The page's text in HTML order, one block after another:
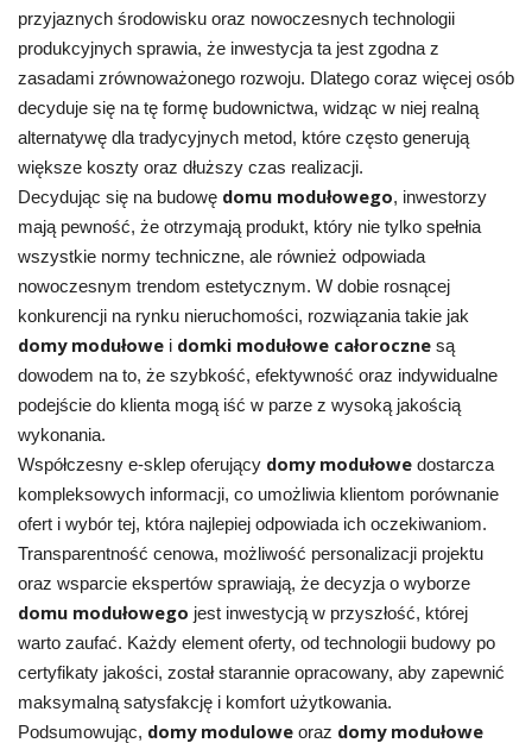
przyjaznych środowisku oraz nowoczesnych technologii
produkcyjnych sprawia, że inwestycja ta jest zgodna z
zasadami zrównoważonego rozwoju. Dlatego coraz więcej osób
decyduje się na tę formę budownictwa, widząc w niej realną
alternatywę dla tradycyjnych metod, które często generują
większe koszty oraz dłuższy czas realizacji.
Decydując się na budowę domu modułowego, inwestorzy
mają pewność, że otrzymają produkt, który nie tylko spełnia
wszystkie normy techniczne, ale również odpowiada
nowoczesnym trendom estetycznym. W dobie rosnącej
konkurencji na rynku nieruchomości, rozwiązania takie jak
domy modułowei domki modułowe całorocznesą
dowodem na to, że szybkość, efektywność oraz indywidualne
podejście do klienta mogą iść w parze z wysoką jakością
wykonania.
Współczesny e-sklep oferujący domy modułowedostarcza
kompleksowych informacji, co umożliwia klientom porównanie
ofert i wybór tej, która najlepiej odpowiada ich oczekiwaniom.
Transparentność cenowa, możliwość personalizacji projektu
oraz wsparcie ekspertów sprawiają, że decyzja o wyborze
domu modułowego jest inwestycją w przyszłość, której
warto zaufać. Każdy element oferty, od technologii budowy po
certyfikaty jakości, został starannie opracowany, aby zapewnić
maksymalną satysfakcję i komfort użytkowania.
Podsumowując, domy moduloweoraz domy modułowe